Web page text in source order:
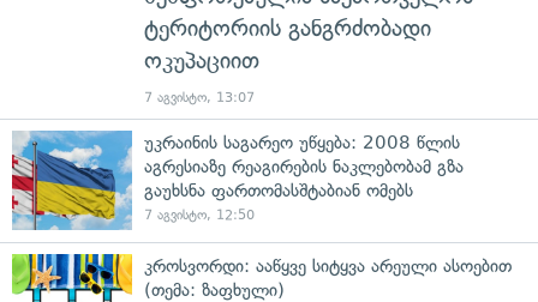
ტერიტორიის განგრძობადი
ოკუპაციით
7 აგვისტო, 13:07
უკრაინის საგარეო უწყება: 2008 წლის
აგრესიაზე რეაგირების ნაკლებობამ გზა
გაუხსნა ფართომასშტაბიან ომებს
7 აგვისტო, 12:50
კროსვორდი: ააწყვე სიტყვა არეული ასოებით
(თემა: ზაფხული)